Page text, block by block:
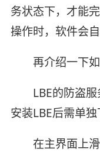
务状态下，才能
操作时，软件会
再介绍一下如
LBE的防盗服
安装LBE后需单独
在主界面上滑